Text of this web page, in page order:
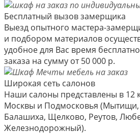
Бесплатный вызов замерщика
Выезд опытного мастера-
и подбором материалов
удобное для Вас время
заказа на сумму от 50 000 р.
Широкая сеть салонов
Наши салоны представлены в 12
Москвы и Подмосковья
Балашиха, Щелково, Реутов,
Железнодорожный).